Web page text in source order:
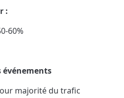
:
60%
événements
majorité du trafic